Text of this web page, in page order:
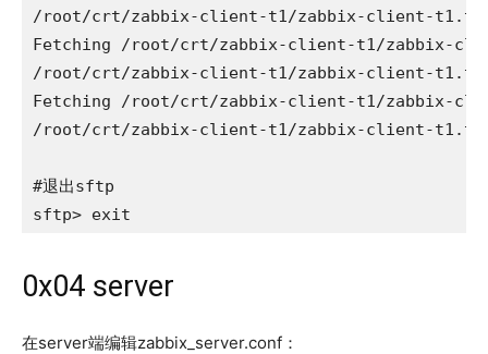
/root/crt/zabbix-client-t1/zabbix-
Fetching /root/crt/zabbix-client-t1/zabbix-
/root/crt/zabbix-client-t1/zabbix-
Fetching /root/crt/zabbix-client-t1/zabbix-
/root/crt/zabbix-client-t1/zabbix-
#退出sftp
sftp> exit
0x04 server
在server端编辑zabbix_server.conf：